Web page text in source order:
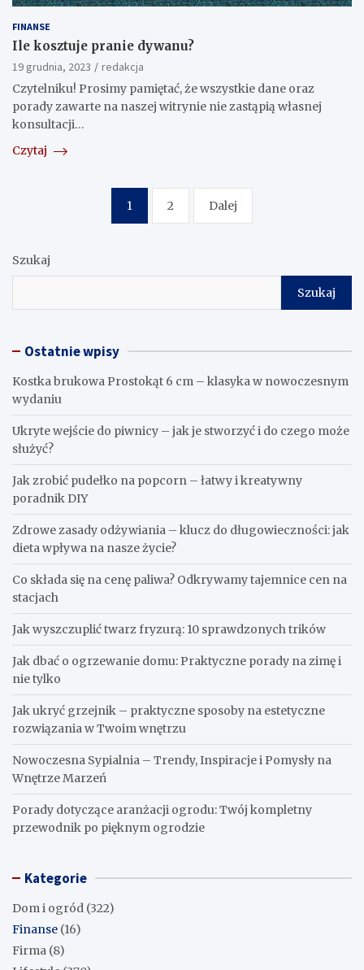
FINANSE
Ile kosztuje pranie dywanu?
19 grudnia, 2023
redakcja
Czytelniku! Prosimy pamiętać, że wszystkie dane oraz
porady zawarte na naszej witrynie nie zastąpią własnej
konsultacji…
Czytaj
wpisach
1 2 Dalej
Szukaj
Szukaj
Ostatnie wpisy
Kostka brukowa Prostokąt 6 cm – klasyka w nowoczesnym
wydaniu
Ukryte wejście do piwnicy – jak je stworzyć i do czego może
służyć?
Jak zrobić pudełko na popcorn – łatwy i kreatywny
poradnik DIY
Zdrowe zasady odżywiania – klucz do długowieczności: jak
dieta wpływa na nasze życie?
Co składa się na cenę paliwa? Odkrywamy tajemnice cen na
stacjach
Jak wyszczuplić twarz fryzurą: 10 sprawdzonych trików
Jak dbać o ogrzewanie domu: Praktyczne porady na zimę i
nie tylko
Jak ukryć grzejnik – praktyczne sposoby na estetyczne
rozwiązania w Twoim wnętrzu
Nowoczesna Sypialnia – Trendy, Inspiracje i Pomysły na
Wnętrze Marzeń
Porady dotyczące aranżacji ogrodu: Twój kompletny
przewodnik po pięknym ogrodzie
Kategorie
Dom i ogród (322)
Finanse (16)
Firma (8)